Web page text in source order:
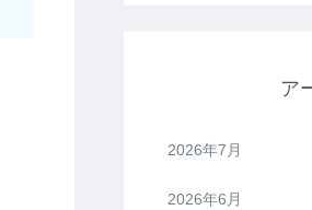
ア
2026年7月
2026年6月